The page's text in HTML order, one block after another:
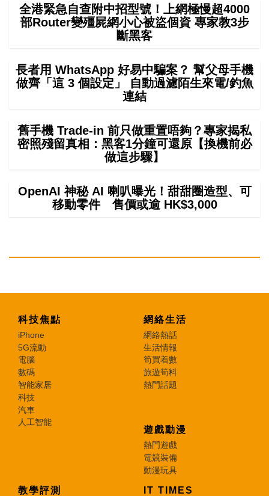
全港緊急自查附中招型號！上網極慢超4000
部Router變殭屍網小心被盜個資 專家教3步
斷黑客
長者用 WhatsApp 好易中騙案？ 幫父母手機
做齊「這 3 個設定」 自動過濾陌生來電/釣魚
連結
舊手機 Trade-in 前只做重置唔夠？專家揭私
密照殘留真相：黑客1分鐘可還原【換機前必
做這步驟】
OpenAI 神秘 AI 喇叭曝光！甜甜圈造型、可
移動零件 售價或逾 HK$3,000
科技焦點
iPhone
5G流動
電腦
數碼
智能家居
科技
汽車
人工智能
網絡生活
網絡熱話
生活情報
筍買着數
旅遊筍料
熱門話題
遊戲動漫
熱門遊戲
電競裝備
動漫玩具
教學評測 IT TIMES